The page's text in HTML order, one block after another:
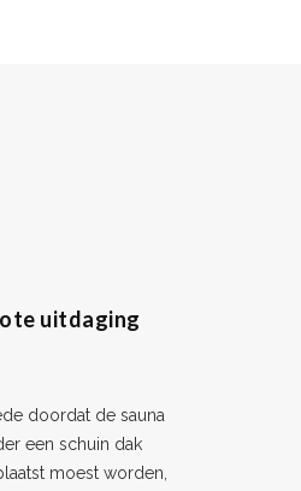
uitdaging
doordat de sauna
een schuin dak
moest worden,